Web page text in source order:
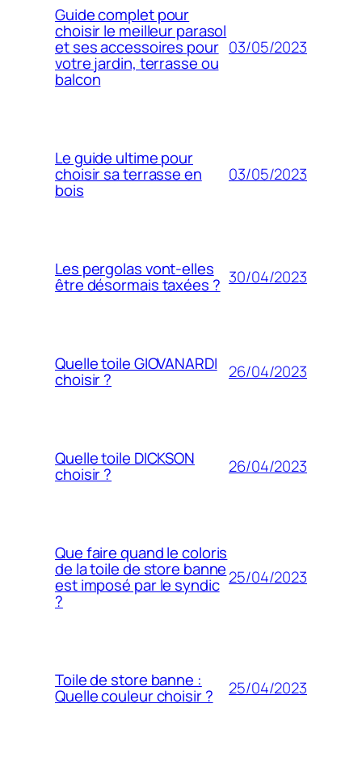
Guide complet pour
choisir le meilleur parasol
et ses accessoires pour
votre jardin, terrasse ou
balcon
03/05/2023
Le guide ultime pour
choisir sa terrasse en
bois
03/05/2023
Les pergolas vont-elles
être désormais taxées ? 30/04/2023
Quelle toile GIOVANARDI
choisir ? 26/04/2023
Quelle toile DICKSON
choisir ? 26/04/2023
Que faire quand le coloris
de la toile de store banne
est imposé par le syndic
?
25/04/2023
Toile de store banne :
Quelle couleur choisir ? 25/04/2023